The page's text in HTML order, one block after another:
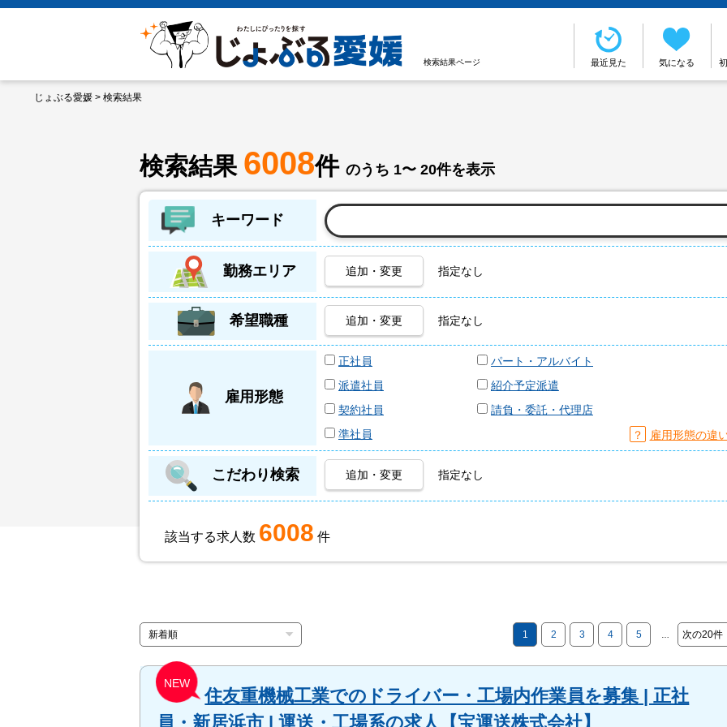
検索結果ページ 最近見た 気になる
じょぶる愛媛 > 検索結果
検索結果 6008件 のうち 1〜 20件を表示
キーワード
勤務エリア 追加・変更 指定なし
希望職種 追加・変更 指定なし
雇用形態
正社員
パート・アルバイト
派遣社員
紹介予定派遣
契約社員
請負・委託・代理店
準社員
？ 雇用形態の違
こだわり検索 追加・変更 指定なし
該当する求人数 6008 件
1 2 3 4 5 次の20件
NEW
住友重機械工業でのドライバー・工場内作業員を募集 | 正社
員・新居浜市 | 運送・工場系の求人【宝運送株式会社】